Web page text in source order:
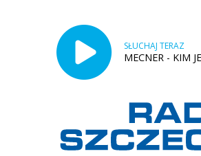
SŁUCHAJ TERAZ
MECNER - KIM